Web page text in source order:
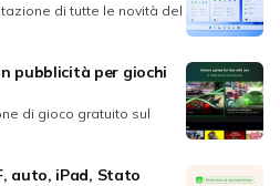
di tutte le novità del
pubblicità per giochi
di gioco gratuito sul
auto, iPad, Stato